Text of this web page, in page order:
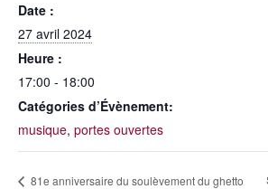
Date :
27 avril 2024
Heure :
17:00 - 18:00
Catégories d’Évènement:
musique, portes ouvertes
81e anniversaire du soulèvement du ghetto